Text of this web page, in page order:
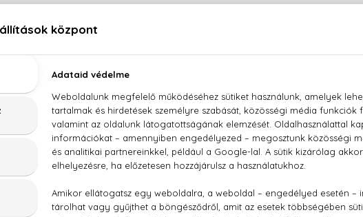
Echos Color - Extra Copper PPD- és
Echos Color - Warm Naturals PPD- és